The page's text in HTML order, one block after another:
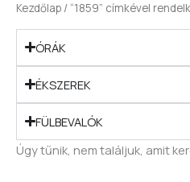
Kezdőlap / “1859” címkével
ÓRÁK
ÉKSZEREK
FÜLBEVALÓK
Úgy tűnik, nem találjuk, amit